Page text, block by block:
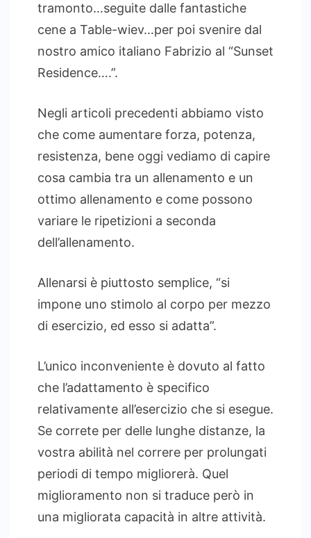
tramonto…seguite dalle fantastiche
cene a Table-wiev…per poi svenire dal
nostro amico italiano Fabrizio al “Sunset
Residence….”.
Negli articoli precedenti abbiamo visto
che come aumentare forza, potenza,
resistenza, bene oggi vediamo di capire
cosa cambia tra un allenamento e un
ottimo allenamento e come possono
variare le ripetizioni a seconda
dell’allenamento.
Allenarsi è piuttosto semplice, “si
impone uno stimolo al corpo per mezzo
di esercizio, ed esso si adatta”.
L’unico inconveniente è dovuto al fatto
che l’adattamento è specifico
relativamente all’esercizio che si esegue.
Se correte per delle lunghe distanze, la
vostra abilità nel correre per prolungati
periodi di tempo migliorerà. Quel
miglioramento non si traduce però in
una migliorata capacità in altre attività.